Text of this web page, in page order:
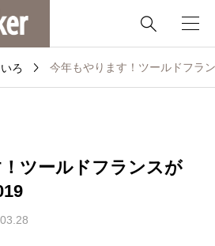

ろ  今年もやります！ツールドフラ
ツールドフランスが